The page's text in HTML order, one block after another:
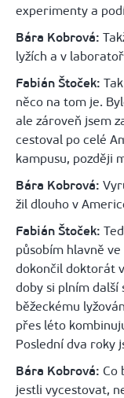
experimenty a
Bára Kobrová:
lyžích a v
Fabián Štoček:
něco na tom je.
ale zároveň jsem
cestoval po celé
kampusu, později
Bára Kobrová:
žil dlouho v
Fabián Štoček:
působím hlavně
dokončil doktorát
doby si plním další
běžeckému
přes léto
Poslední dva roky
Bára Kobrová: Co
jestli vycestovat,